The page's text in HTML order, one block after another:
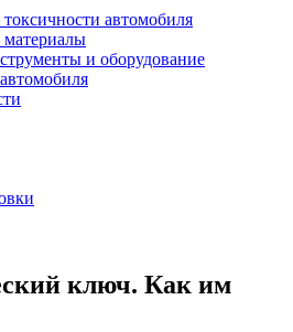
автомобиля
и оборудование
ключ. Как им